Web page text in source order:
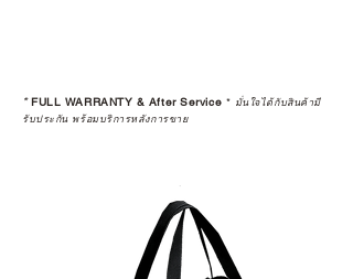
*FULL WARRANTY & After Service * มั่นใจได้กับสินค้ามี
รับประกัน พร้อมบริการหลังการขาย